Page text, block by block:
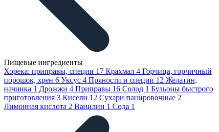
Пищевые ингредиенты
Хорека: приправы, специи 17 Крахмал 4 Горчица, горчичный
порошок, хрен 6 Уксус 4 Пряности и специи 12 Желатин,
начинка 1 Дрожжи 4 Приправы 16 Солод 1 Бульоны быстрого
приготовления 3 Кисели 12 Сухари панировочные 2
Лимонная кислота 2 Ванилин 1 Сода 1